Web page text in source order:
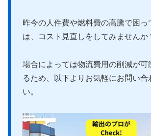
昨今の人件費や燃料費の高騰で困っ
は、コスト見直しをしてみませんか
場合によっては物流費用の削減が可
るため、以下よりお気軽にお問い合
い。